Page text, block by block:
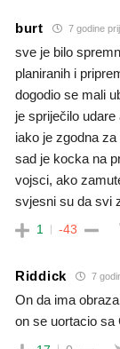
burt 7 godine
sve je bilo
planiranih i
dogodio se mali
je spriječilo
iako je zgodna
sad je kocka na
vojsci, ako
svjesni su da svi
1 -43
Riddick 7
On da ima
on se uortacio sa